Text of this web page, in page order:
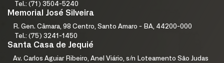
Tel.: (71) 3504-5240
Memorial José Silveira
R. Gen. Câmara, 98 Centro, Santo Amaro - BA, 44200-000
Tel.: (75) 3241-1450
Santa Casa de Jequié
Av. Carlos Aguiar Ribeiro, Anel Viário, s/n Loteamento São Judas